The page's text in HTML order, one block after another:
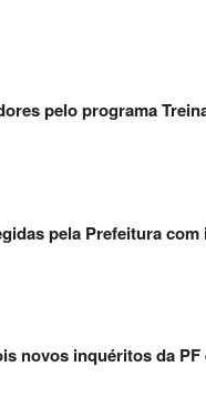
pelo programa
pela Prefeitura
novos inquéritos da